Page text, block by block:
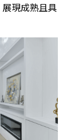
現成熟且具